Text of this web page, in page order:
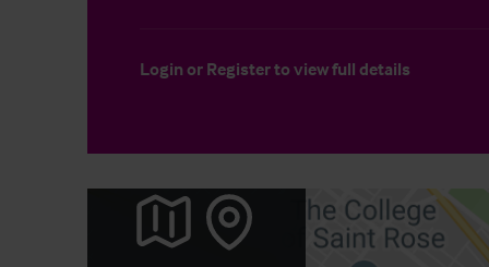
Login or Registerto view full details